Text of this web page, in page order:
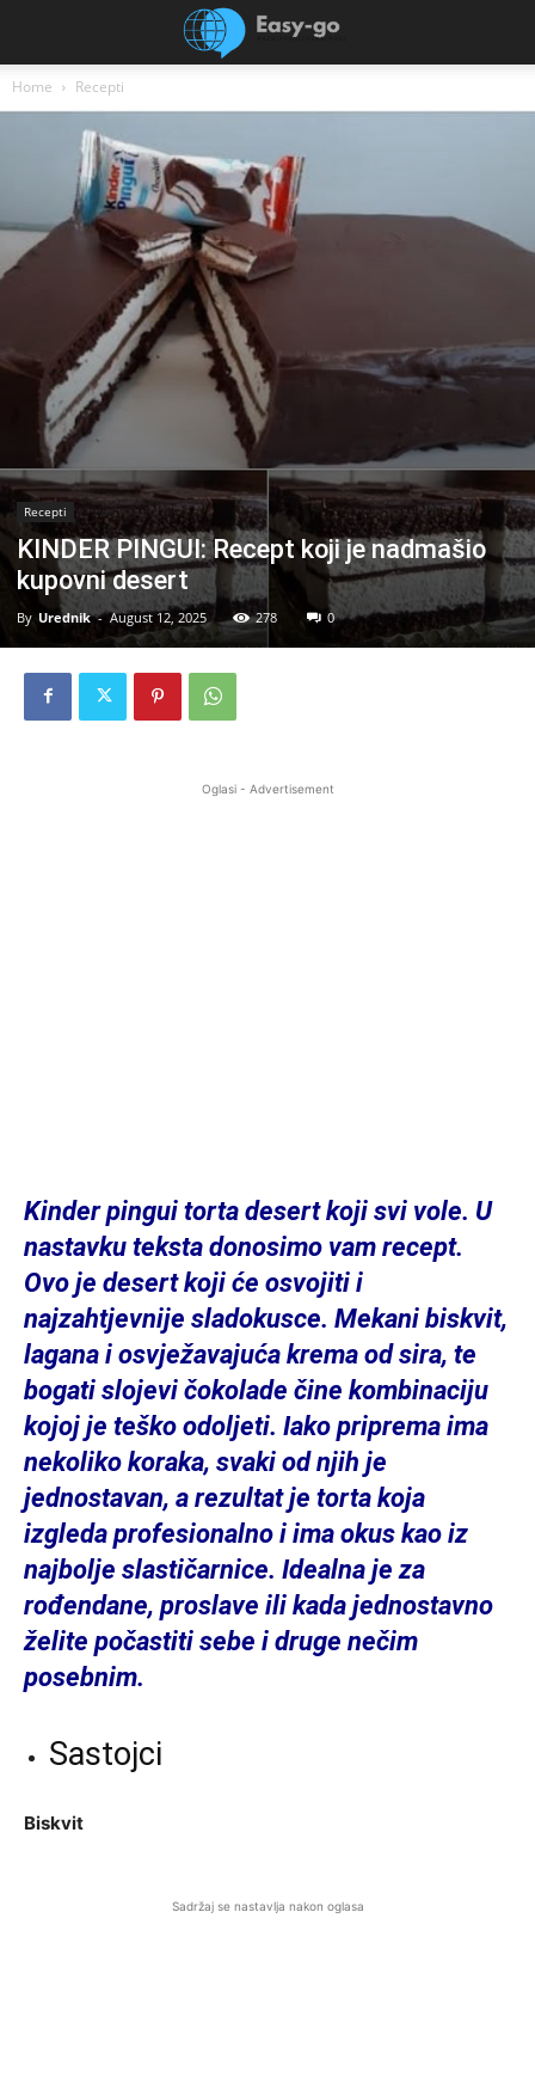
Home Recepti
Recepti
KINDER PINGUI: Recept koji je nadmašio
kupovni desert
By Urednik - August 12, 2025 278 0
Oglasi - Advertisement
Kinder pingui torta desert koji svi vole. U
nastavku teksta donosimo vam recept.
Ovo je desert koji će osvojiti i
najzahtjevnije sladokusce. Mekani biskvit,
lagana i osvježavajuća krema od sira, te
bogati slojevi čokolade čine kombinaciju
kojoj je teško odoljeti. Iako priprema ima
nekoliko koraka, svaki od njih je
jednostavan, a rezultat je torta koja
izgleda profesionalno i ima okus kao iz
najbolje slastičarnice. Idealna je za
rođendane, proslave ili kada jednostavno
želite počastiti sebe i druge nečim
posebnim.
Sastojci
Biskvit
Sadržaj se nastavlja nakon oglasa